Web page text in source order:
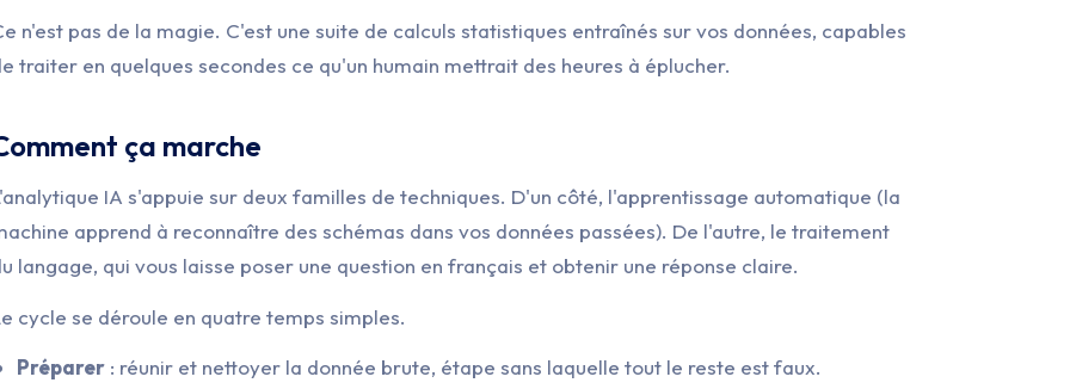
n'est pas de la magie. C'est une suite de calculs statistiques entraînés sur vos données, capables
traiter en quelques secondes ce qu'un humain mettrait des heures à éplucher.
ça marche
IA s'appuie sur deux familles de techniques. D'un côté, l'apprentissage automatique (la
apprend à reconnaître des schémas dans vos données passées). De l'autre, le traitement
langage, qui vous laisse poser une question en français et obtenir une réponse claire.
cycle se déroule en quatre temps simples.
Préparer : réunir et nettoyer la donnée brute, étape sans laquelle tout le reste est faux.